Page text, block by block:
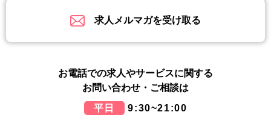
求人メルマガを受け取る
お電話での求人やサービスに関する
お問い合わせ・ご相談は
平日
9:30~21:00